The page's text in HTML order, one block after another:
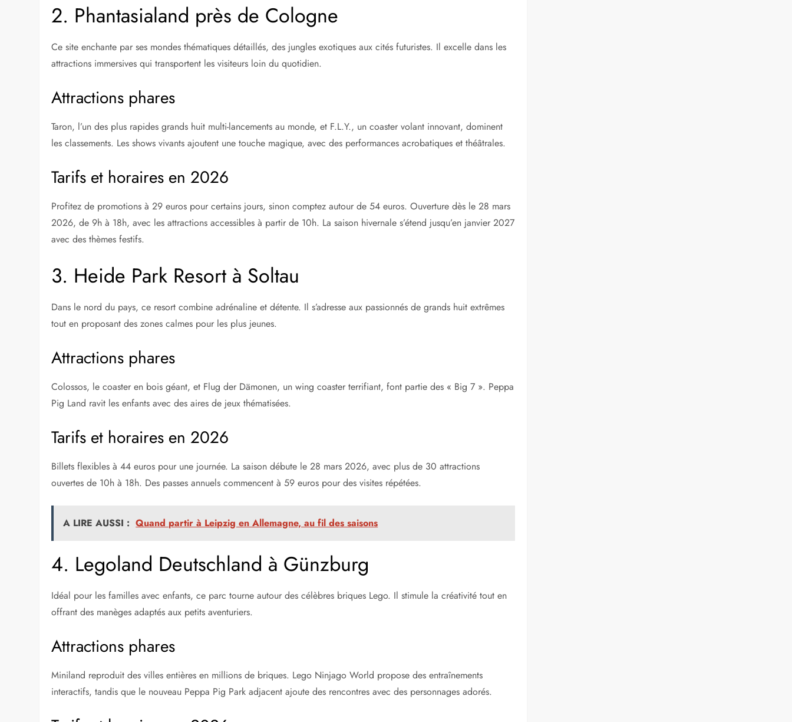
2. Phantasialand près de Cologne
Ce site enchante par ses mondes thématiques détaillés, des jungles exotiques aux cités futuristes. Il excelle dans les
attractions immersives qui transportent les visiteurs loin du quotidien.
Attractions phares
Taron, l’un des plus rapides grands huit multi-lancements au monde, et F.L.Y., un coaster volant innovant, dominent
les classements. Les shows vivants ajoutent une touche magique, avec des performances acrobatiques et théâtrales.
Tarifs et horaires en 2026
Profitez de promotions à 29 euros pour certains jours, sinon comptez autour de 54 euros. Ouverture dès le 28 mars
2026, de 9h à 18h, avec les attractions accessibles à partir de 10h. La saison hivernale s’étend jusqu’en janvier 2027
avec des thèmes festifs.
3. Heide Park Resort à Soltau
Dans le nord du pays, ce resort combine adrénaline et détente. Il s’adresse aux passionnés de grands huit extrêmes
tout en proposant des zones calmes pour les plus jeunes.
Attractions phares
Colossos, le coaster en bois géant, et Flug der Dämonen, un wing coaster terrifiant, font partie des « Big 7 ». Peppa
Pig Land ravit les enfants avec des aires de jeux thématisées.
Tarifs et horaires en 2026
Billets flexibles à 44 euros pour une journée. La saison débute le 28 mars 2026, avec plus de 30 attractions
ouvertes de 10h à 18h. Des passes annuels commencent à 59 euros pour des visites répétées.
A LIRE AUSSI : Quand partir à Leipzig en Allemagne, au fil des saisons
4. Legoland Deutschland à Günzburg
Idéal pour les familles avec enfants, ce parc tourne autour des célèbres briques Lego. Il stimule la créativité tout en
offrant des manèges adaptés aux petits aventuriers.
Attractions phares
Miniland reproduit des villes entières en millions de briques. Lego Ninjago World propose des entraînements
interactifs, tandis que le nouveau Peppa Pig Park adjacent ajoute des rencontres avec des personnages adorés.